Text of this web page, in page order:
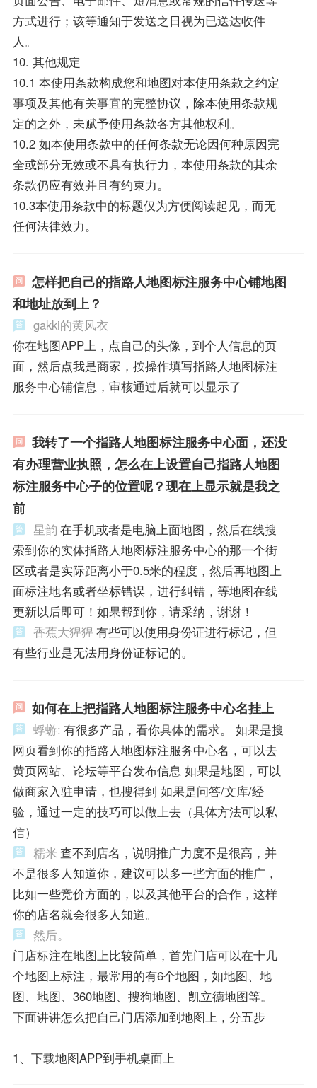
方式进行；该等通知于发送之日视为已送达收件
人。
10. 其他规定
10.1 本使用条款构成您和地图对本使用条款之约定
事项及其他有关事宜的完整协议，除本使用条款规
定的之外，未赋予使用条款各方其他权利。
10.2 如本使用条款中的任何条款无论因何种原因完
全或部分无效或不具有执行力，本使用条款的其余
条款仍应有效并且有约束力。
10.3本使用条款中的标题仅为方便阅读起见，而无
任何法律效力。
怎样把自己的指路人地图标注服务中心铺地图
和地址放到上？
gakki的黄风衣
你在地图APP上，点自己的头像，到个人信息的页
面，然后点我是商家，按操作填写指路人地图标注
服务中心铺信息，审核通过后就可以显示了
我转了一个指路人地图标注服务中心面，还没
有办理营业执照，怎么在上设置自己指路人地图
标注服务中心子的位置呢？现在上显示就是我之
前
星韵 在手机或者是电脑上面地图，然后在线搜
索到你的实体指路人地图标注服务中心的那一个街
区或者是实际距离小于0.5米的程度，然后再地图上
面标注地名或者坐标错误，进行纠错，等地图在线
更新以后即可！如果帮到你，请采纳，谢谢！
香蕉大猩猩 有些可以使用身份证进行标记，但
有些行业是无法用身份证标记的。
如何在上把指路人地图标注服务中心名挂上
蜉蝣: 有很多产品，看你具体的需求。 如果是搜
网页看到你的指路人地图标注服务中心名，可以去
黄页网站、论坛等平台发布信息 如果是地图，可以
做商家入驻申请，也搜得到 如果是问答/文库/经
验，通过一定的技巧可以做上去（具体方法可以私
信）
糯米 查不到店名，说明推广力度不是很高，并
不是很多人知道你，建议可以多一些方面的推广，
比如一些竞价方面的，以及其他平台的合作，这样
你的店名就会很多人知道。
然后。
门店标注在地图上比较简单，首先门店可以在十几
个地图上标注，最常用的有6个地图，如地图、地
图、地图、360地图、搜狗地图、凯立德地图等。
下面讲讲怎么把自己门店添加到地图上，分五步
1、下载地图APP到手机桌面上